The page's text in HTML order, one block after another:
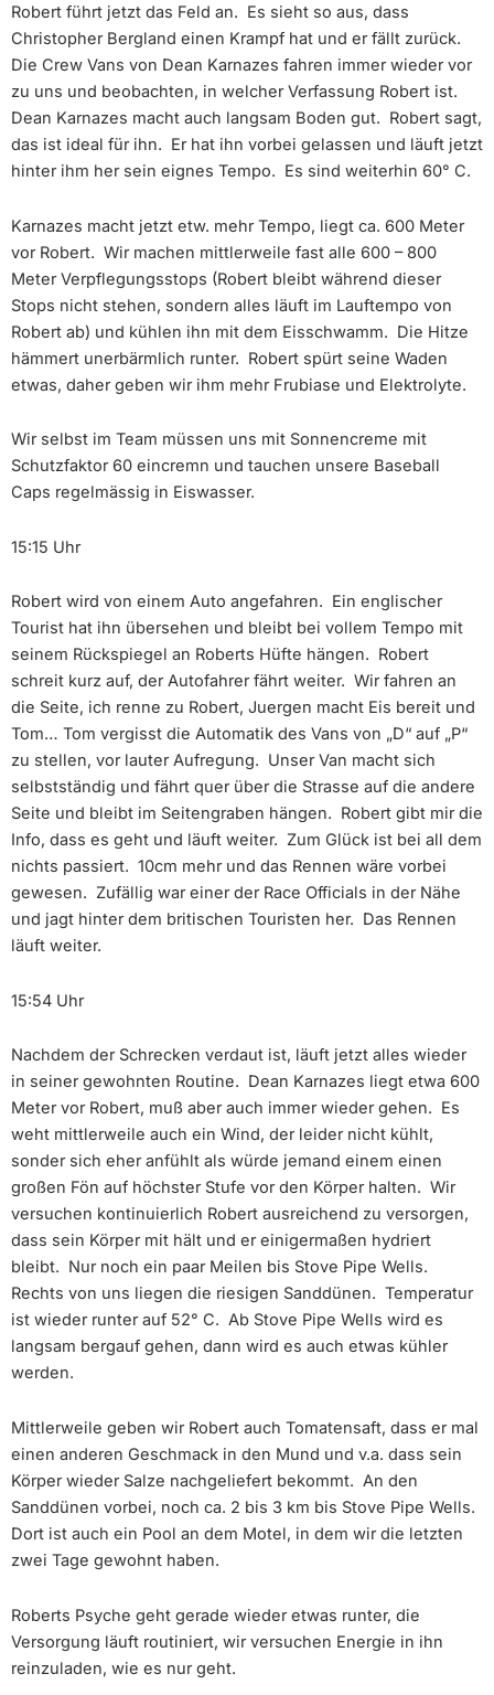
Robert führt jetzt das Feld an. Es sieht so aus, dass
Christopher Bergland einen Krampf hat und er fällt zurück.
Die Crew Vans von Dean Karnazes fahren immer wieder vor
zu uns und beobachten, in welcher Verfassung Robert ist.
Dean Karnazes macht auch langsam Boden gut. Robert sagt,
das ist ideal für ihn. Er hat ihn vorbei gelassen und läuft jetzt
hinter ihm her sein eignes Tempo. Es sind weiterhin 60° C.
Karnazes macht jetzt etw. mehr Tempo, liegt ca. 600 Meter
vor Robert. Wir machen mittlerweile fast alle 600 – 800
Meter Verpflegungsstops (Robert bleibt während dieser
Stops nicht stehen, sondern alles läuft im Lauftempo von
Robert ab) und kühlen ihn mit dem Eisschwamm. Die Hitze
hämmert unerbärmlich runter. Robert spürt seine Waden
etwas, daher geben wir ihm mehr Frubiase und Elektrolyte.
Wir selbst im Team müssen uns mit Sonnencreme mit
Schutzfaktor 60 eincremn und tauchen unsere Baseball
Caps regelmässig in Eiswasser.
15:15 Uhr
Robert wird von einem Auto angefahren. Ein englischer
Tourist hat ihn übersehen und bleibt bei vollem Tempo mit
seinem Rückspiegel an Roberts Hüfte hängen. Robert
schreit kurz auf, der Autofahrer fährt weiter. Wir fahren an
die Seite, ich renne zu Robert, Juergen macht Eis bereit und
Tom… Tom vergisst die Automatik des Vans von „D“ auf „P“
zu stellen, vor lauter Aufregung. Unser Van macht sich
selbstständig und fährt quer über die Strasse auf die andere
Seite und bleibt im Seitengraben hängen. Robert gibt mir die
Info, dass es geht und läuft weiter. Zum Glück ist bei all dem
nichts passiert. 10cm mehr und das Rennen wäre vorbei
gewesen. Zufällig war einer der Race Officials in der Nähe
und jagt hinter dem britischen Touristen her. Das Rennen
läuft weiter.
15:54 Uhr
Nachdem der Schrecken verdaut ist, läuft jetzt alles wieder
in seiner gewohnten Routine. Dean Karnazes liegt etwa 600
Meter vor Robert, muß aber auch immer wieder gehen. Es
weht mittlerweile auch ein Wind, der leider nicht kühlt,
sonder sich eher anfühlt als würde jemand einem einen
großen Fön auf höchster Stufe vor den Körper halten. Wir
versuchen kontinuierlich Robert ausreichend zu versorgen,
dass sein Körper mit hält und er einigermaßen hydriert
bleibt. Nur noch ein paar Meilen bis Stove Pipe Wells.
Rechts von uns liegen die riesigen Sanddünen. Temperatur
ist wieder runter auf 52° C. Ab Stove Pipe Wells wird es
langsam bergauf gehen, dann wird es auch etwas kühler
werden.
Mittlerweile geben wir Robert auch Tomatensaft, dass er mal
einen anderen Geschmack in den Mund und v.a. dass sein
Körper wieder Salze nachgeliefert bekommt. An den
Sanddünen vorbei, noch ca. 2 bis 3 km bis Stove Pipe Wells.
Dort ist auch ein Pool an dem Motel, in dem wir die letzten
zwei Tage gewohnt haben.
Roberts Psyche geht gerade wieder etwas runter, die
Versorgung läuft routiniert, wir versuchen Energie in ihn
reinzuladen, wie es nur geht.